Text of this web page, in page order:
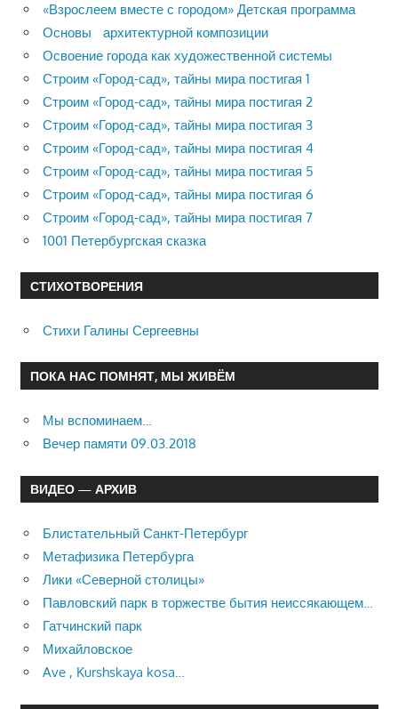
«Взрослеем вместе с городом» Детская программа
Основы архитектурной композиции
Освоение города как художественной системы
Строим «Город-сад», тайны мира постигая 1
Строим «Город-сад», тайны мира постигая 2
Строим «Город-сад», тайны мира постигая 3
Строим «Город-сад», тайны мира постигая 4
Строим «Город-сад», тайны мира постигая 5
Строим «Город-сад», тайны мира постигая 6
Строим «Город-сад», тайны мира постигая 7
1001 Петербургская сказка
СТИХОТВОРЕНИЯ
Стихи Галины Сергеевны
ПОКА НАС ПОМНЯТ, МЫ ЖИВЁМ
Мы вспоминаем…
Вечер памяти 09.03.2018
ВИДЕО — АРХИВ
Блистательный Санкт-Петербург
Метафизика Петербурга
Лики «Северной столицы»
Павловский парк в торжестве бытия неиссякающем…
Гатчинский парк
Михайловское
Ave , Kurshskaya kosa…